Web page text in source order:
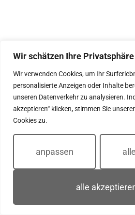
Wir schätzen Ihre Privatsphäre
Wir verwenden Cookies, um Ihr
personalisierte Anzeigen oder Inhalte
unseren Datenverkehr zu analysieren.
akzeptieren“ klicken, stimmen Sie
Cookies zu.
anpassen
alle